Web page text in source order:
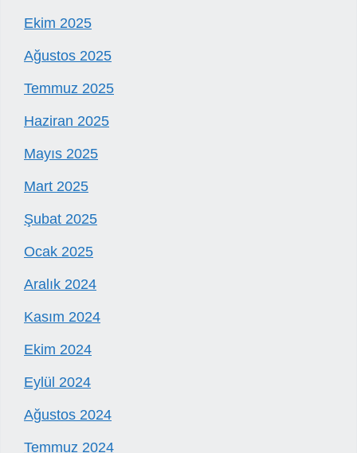
Ekim 2025
Ağustos 2025
Temmuz 2025
Haziran 2025
Mayıs 2025
Mart 2025
Şubat 2025
Ocak 2025
Aralık 2024
Kasım 2024
Ekim 2024
Eylül 2024
Ağustos 2024
Temmuz 2024